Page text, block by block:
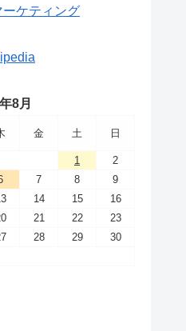
ケティング
8月
金 土 日
1
2
7 8
9
14 15
16
21 22
23
28 29
30